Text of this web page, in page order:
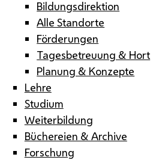
Bildungsdirektion
Alle Standorte
Förderungen
Tagesbetreuung & Hort
Planung & Konzepte
Lehre
Studium
Weiterbildung
Büchereien & Archive
Forschung